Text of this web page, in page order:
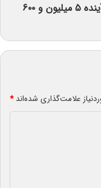
حداقل حقوق کارکنان دولت برای سال آینده ۵ میلیون و ۶۰۰
علامت‌گذاری شده‌اند*